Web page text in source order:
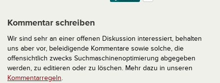
Kommentar schreiben
Wir sind sehr an einer offenen Diskussion interessiert, behalten
uns aber vor, beleidigende Kommentare sowie solche, die
offensichtlich zwecks Suchmaschinenoptimierung abgegeben
werden, zu editieren oder zu löschen. Mehr dazu in unseren
Kommentarregeln.